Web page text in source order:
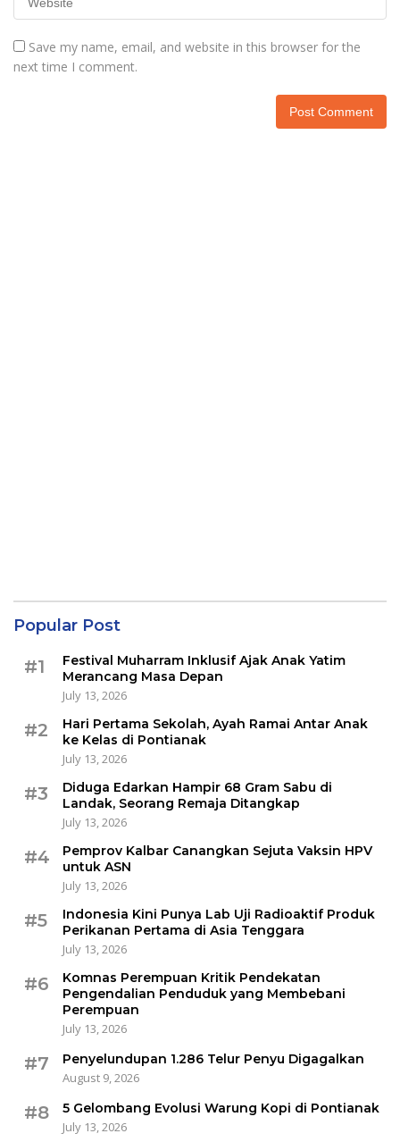
Save my name, email, and website in this browser for the
next time I comment.
Popular Post
#1
Festival Muharram Inklusif Ajak Anak Yatim
Merancang Masa Depan
July 13, 2026
#2
Hari Pertama Sekolah, Ayah Ramai Antar Anak
ke Kelas di Pontianak
July 13, 2026
#3
Diduga Edarkan Hampir 68 Gram Sabu di
Landak, Seorang Remaja Ditangkap
July 13, 2026
#4
Pemprov Kalbar Canangkan Sejuta Vaksin HPV
untuk ASN
July 13, 2026
#5
Indonesia Kini Punya Lab Uji Radioaktif Produk
Perikanan Pertama di Asia Tenggara
July 13, 2026
#6
Komnas Perempuan Kritik Pendekatan
Pengendalian Penduduk yang Membebani
Perempuan
July 13, 2026
#7
Penyelundupan 1.286 Telur Penyu Digagalkan
August 9, 2026
#8
5 Gelombang Evolusi Warung Kopi di Pontianak
July 13, 2026